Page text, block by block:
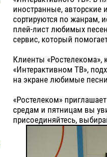
иностранные,
сортируются по жанрам,
плей-лист любимых
сервис, который
Клиенты «Ростелекома»,
«Интерактивном ТВ»,
на экране любимые
«Ростелеком»
средам и пятницам вы
присоединяйтесь,